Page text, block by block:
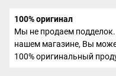
100% оригинал
Мы не продаем
нашем магазине, Вы
100% оригинальный